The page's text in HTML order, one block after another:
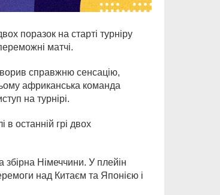
поразок на старті турніру
матчі.
справжню сенсацію,
африканська команда
на турнірі.
останній грі двох
Німеччини. У плейін
над Китаєм та Японією і